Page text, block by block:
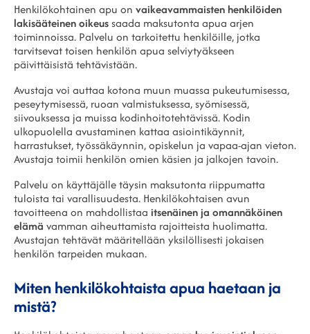
Henkilökohtainen apu on vaikeavammaisten henkilöiden
lakisääteinen oikeus saada maksutonta apua arjen
toiminnoissa. Palvelu on tarkoitettu henkilöille, jotka
tarvitsevat toisen henkilön apua selviytyäkseen
päivittäisistä tehtävistään.
Avustaja voi auttaa kotona muun muassa pukeutumisessa,
peseytymisessä, ruoan valmistuksessa, syömisessä,
siivouksessa ja muissa kodinhoitotehtävissä. Kodin
ulkopuolella avustaminen kattaa asiointikäynnit,
harrastukset, työssäkäynnin, opiskelun ja vapaa-ajan vieton.
Avustaja toimii henkilön omien käsien ja jalkojen tavoin.
Palvelu on käyttäjälle täysin maksutonta riippumatta
tuloista tai varallisuudesta. Henkilökohtaisen avun
tavoitteena on mahdollistaa itsenäinen ja omannäköinen
elämä vamman aiheuttamista rajoitteista huolimatta.
Avustajan tehtävät määritellään yksilöllisesti jokaisen
henkilön tarpeiden mukaan.
Miten henkilökohtaista apua haetaan ja
mistä?